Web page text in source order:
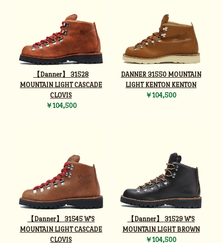
【Danner】 31528
MOUNTAIN LIGHT CASCADE
CLOVIS
￥104,500
DANNER 31550 MOUNTAIN
LIGHT KENTON KENTON
￥104,500
【Danner】 31545 W'S
MOUNTAIN LIGHT CASCADE
CLOVIS
【Danner】 31529 W'S
MOUNTAIN LIGHT BROWN
￥104,500